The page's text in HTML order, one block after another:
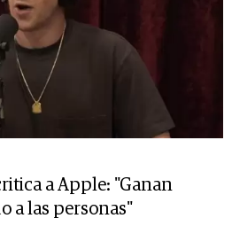
a Apple: "Ganan
a las personas"